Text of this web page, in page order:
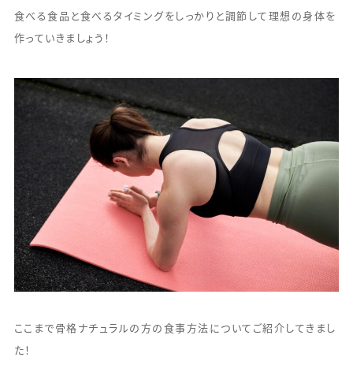
食べる食品と食べるタイミングをしっかりと調節して理想の身体を
作っていきましょう！
ここまで骨格ナチュラルの方の食事方法についてご紹介してきまし
た！